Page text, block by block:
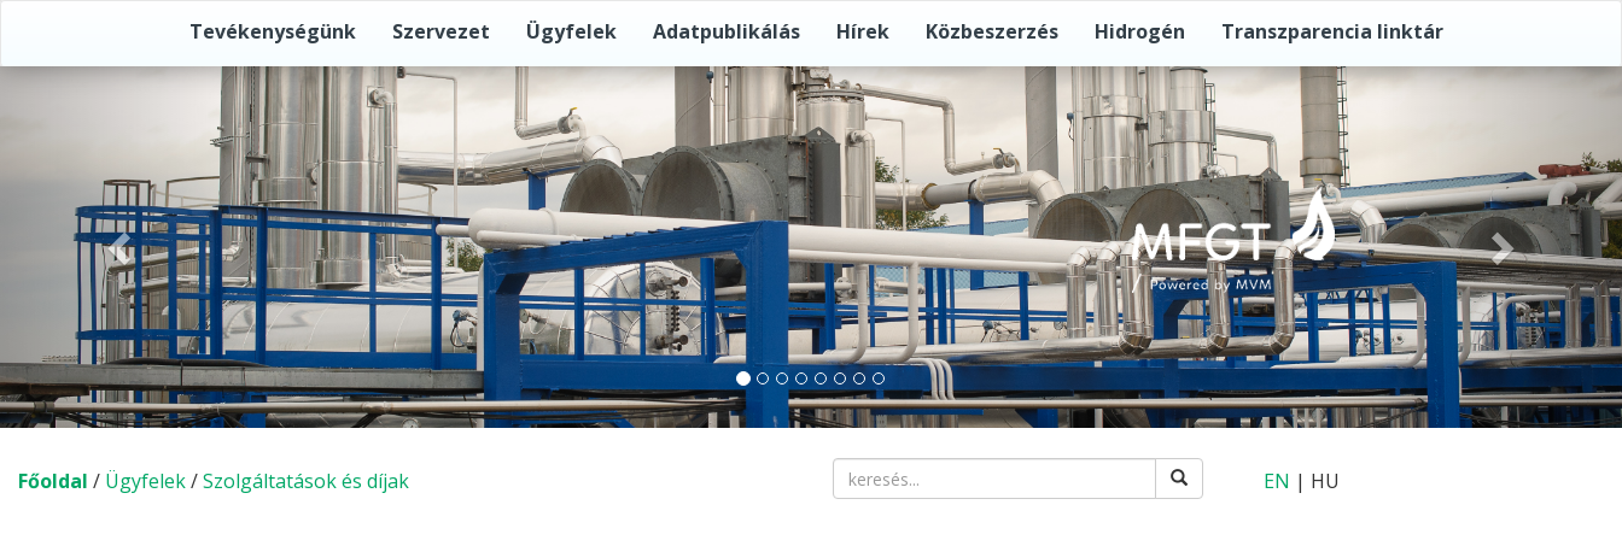
Tevékenységünk Szervezet Ügyfelek Adatpublikálás Hírek Közbeszerzés Hidrogén Transzparencia linktár
Előző Következő
Főoldal / Ügyfelek/Szolgáltatások és díjak EN | HU